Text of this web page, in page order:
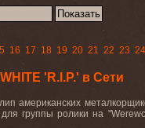
16 17 18 19 20 21 22 23 24
'R.I.P.' в Сети
американских
группы ролики на